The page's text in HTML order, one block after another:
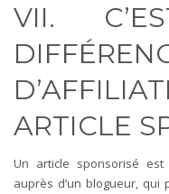
VII.
ARTICLE
Un article sponsorisé
auprès d’un blogueur,